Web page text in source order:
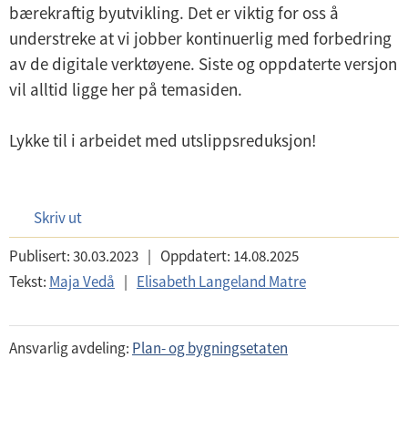
bærekraftig byutvikling. Det er viktig for oss å
understreke at vi jobber kontinuerlig med forbedring
av de digitale verktøyene. Siste og oppdaterte versjon
vil alltid ligge her på temasiden.
Lykke til i arbeidet med utslippsreduksjon!
Skriv ut
Publisert:30.03.2023 | Oppdatert: 14.08.2025
Tekst: Maja Vedå | Elisabeth Langeland Matre
Ansvarlig avdeling: Plan- og bygningsetaten